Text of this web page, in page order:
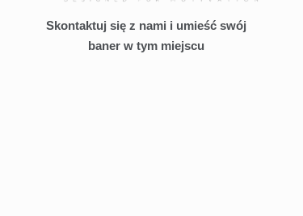
Skontaktuj się z nami i umieść swój
baner w tym miejscu